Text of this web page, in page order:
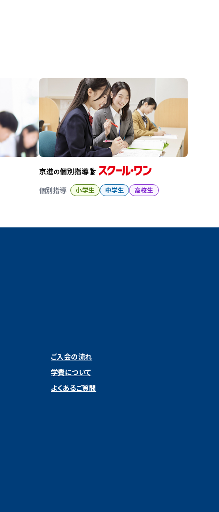
個別指導 小学生 中学生 高校生
ご入会の流れ
学費について
よくあるご質問